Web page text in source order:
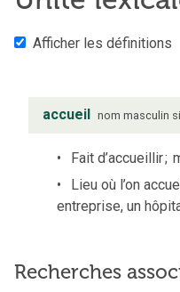
Afficher les définitions
accueil nom masculin
Fait d’accueillir;
Lieu où l’on
entreprise, un
Recherches